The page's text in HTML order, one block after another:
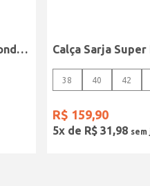
Relógio Smartwatch Condor PRETO
38 40 42
R$ 159,90
5x de R$ 31,98